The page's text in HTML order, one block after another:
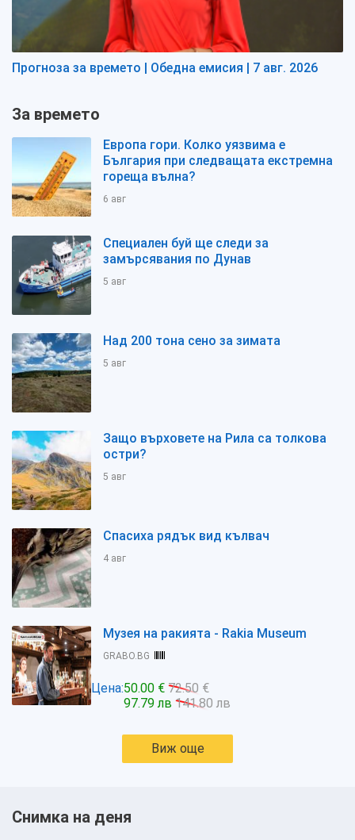
Прогноза за времето | Обедна емисия | 7 авг. 2026
За времето
Европа гори. Колко уязвима е
България при следващата екстремна
гореща вълна?
6 авг
Специален буй ще следи за
замърсявания по Дунав
5 авг
Над 200 тона сено за зимата
5 авг
Защо върховете на Рила са толкова
остри?
5 авг
Спасиха рядък вид кълвач
4 авг
Музея на ракията - Rakia Museum
GRABO.BG
Цена:50.00 € 72.50 €
97.79 лв 141.80 лв
Виж още
Снимка на деня